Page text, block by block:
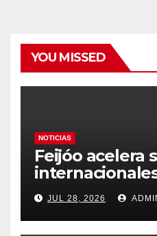
YOU MISSED
NOTICIAS
Feijóo acelera
Latinoamérica
prioritario en
gobierno
JUL 28, 2026